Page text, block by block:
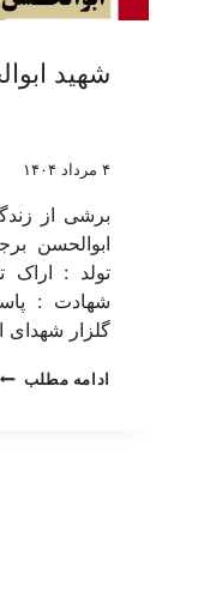
شهید
۴ مرداد ۱۴۰۴
برشی از
شهادت :
گلزار
ادامه مطلب